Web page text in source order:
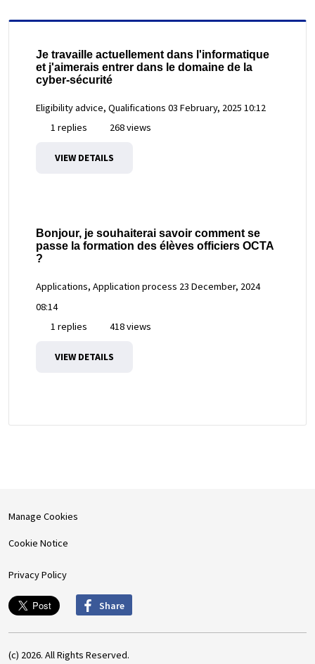
Je travaille actuellement dans l'informatique
et j'aimerais entrer dans le domaine de la
cyber-sécurité
Eligibility advice, Qualifications 03 February, 2025 10:12
1 replies
268 views
VIEW DETAILS
Bonjour, je souhaiterai savoir comment se
passe la formation des élèves officiers OCTA
?
Applications, Application process 23 December, 2024
08:14
1 replies
418 views
VIEW DETAILS
Manage Cookies
Cookie Notice
Privacy Policy
Share
(c) 2026. All Rights Reserved.